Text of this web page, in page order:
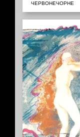
ЧЕРВОНЕЧОРНЕ